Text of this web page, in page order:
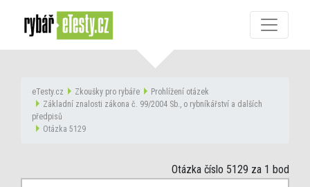
eTesty.cz Zkoušky pro rybáře
Prohlížení otázek
Základní znalosti zákona č. 99/2004 Sb., o rybníkářství a dalších
předpisů
Otázka 5129
Otázka číslo 5129 za 1 bod